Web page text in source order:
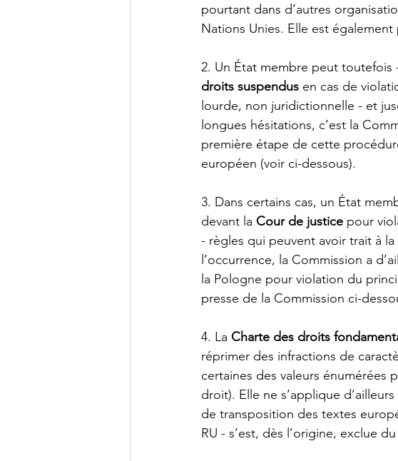
pourtant dans d’autres
Nations Unies. Elle est
2. Un État membre peut toutefois
droits suspendus en cas de
lourde, non juridictionnelle - et
longues hésitations, c’est la
première étape de cette
européen (voir ci-dessous).
3. Dans certains cas, un État
devant la Cour de justice pour
- règles qui peuvent avoir trait à
l’occurrence, la Commission a
la Pologne pour violation du
presse de la Commission ci-
4. La Charte des droits
réprimer des infractions de
certaines des valeurs énumérées
droit). Elle ne s’applique
de transposition des textes
RU - s’est, dès l’origine, exclue